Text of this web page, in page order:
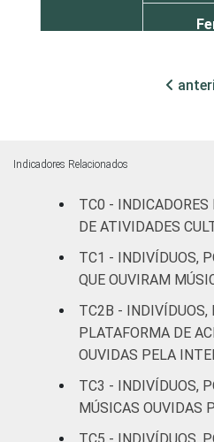
Não
GRAU DE
INSTRUÇÃO
Indicadores Relacionados
TC0 - INDICADORES
DE ATIVIDADES
TC1 - INDIVÍDUOS,
QUE OUVIRAM
TC2B - INDIVÍDUOS,
PLATAFORMA DE
OUVIDAS PELA
TC3 - INDIVÍDUOS,
MÚSICAS OUVIDAS